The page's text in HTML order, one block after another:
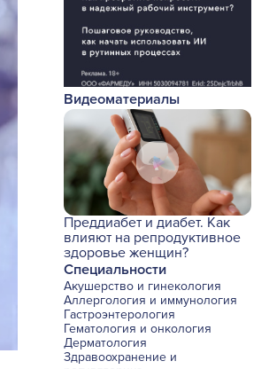
Видеоматериалы
Преддиабет и диабет. Как
влияют на репродуктивное
здоровье женщин?
Специальности
Акушерство и гинекология
Аллергология и иммунология
Гастроэнтерология
Гематология и онкология
Дерматология
Здравоохранение и